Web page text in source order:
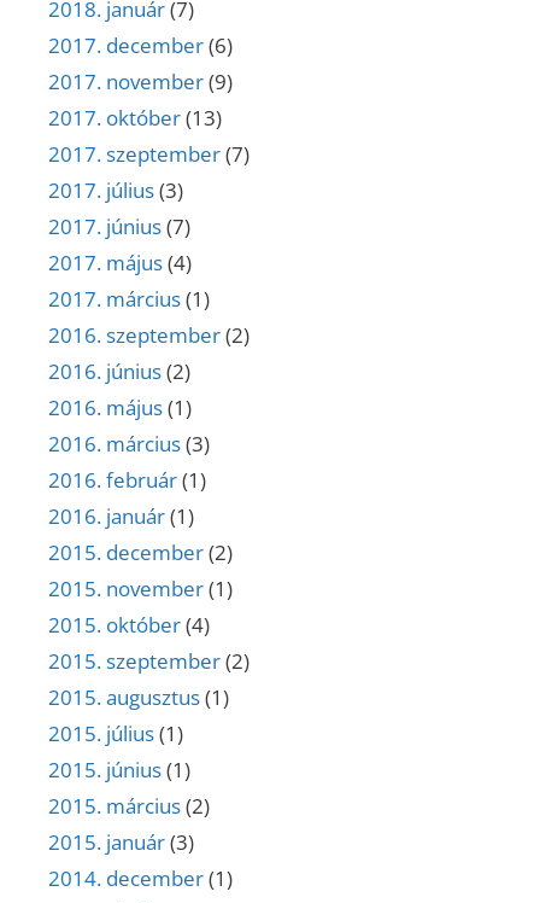
2018. január(7)
2017. december(6)
2017. november(9)
2017. október(13)
2017. szeptember(7)
2017. július(3)
2017. június(7)
2017. május(4)
2017. március(1)
2016. szeptember(2)
2016. június(2)
2016. május(1)
2016. március(3)
2016. február(1)
2016. január(1)
2015. december(2)
2015. november(1)
2015. október(4)
2015. szeptember(2)
2015. augusztus(1)
2015. július(1)
2015. június(1)
2015. március(2)
2015. január(3)
2014. december(1)